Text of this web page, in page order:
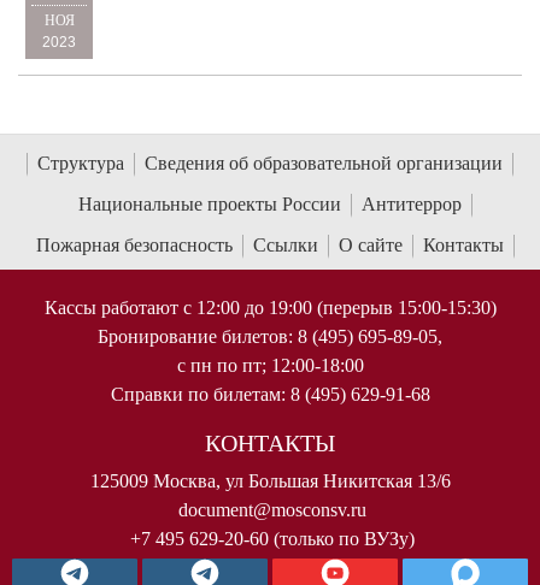
НОЯ
2023
Структура
Сведения об образовательной организации
Национальные проекты России
Антитеррор
Пожарная безопасность
Ссылки О сайте Контакты
Кассы работают с 12:00 до 19:00 (перерыв 15:00-15:30)
Бронирование билетов: 8 (495) 695-89-05,
с пн по пт; 12:00-18:00
Справки по билетам: 8 (495) 629-91-68
КОНТАКТЫ
125009 Москва, ул Большая Никитская 13/6
document@mosconsv.ru
+7 495 629-20-60 (только по ВУЗу)